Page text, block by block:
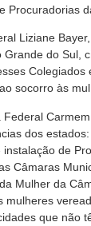
Procuradorias
Liziane
Grande do Sul,
Colegiados
socorro às
Federal
dos estados:
de
Câmaras
Mulher da
mulheres
que não